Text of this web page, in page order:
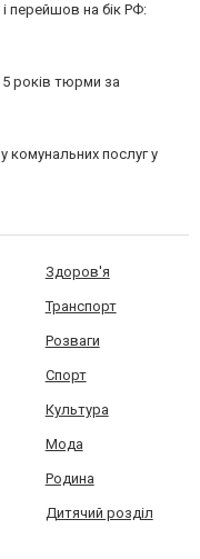
перейшов на бік РФ:
років тюрми за
комунальних послуг у
Здоров'я
Транспорт
Розваги
Спорт
Культура
Мода
Родина
Дитячий розділ